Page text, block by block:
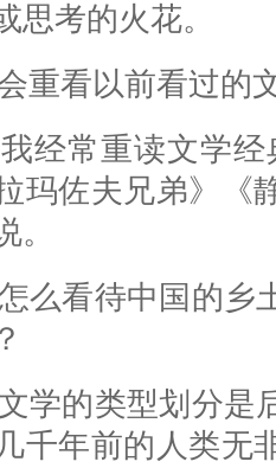
思考的火花。
重看以前看过的
经常重读文学
玛佐夫兄弟》《
。
么看待中国的乡
学的类型划分是
千年前的人类无